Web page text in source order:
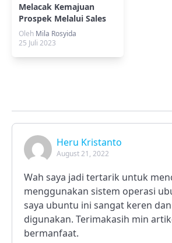
Melacak Kemajuan
Prospek Melalui Sales
Pipeline
Oleh Mila Rosyida
25 Juli 2023
Heru Kristanto
August 21, 2022
Wah saya jadi tertarik untuk
menggunakan sistem operasi
saya ubuntu ini sangat keren
digunakan. Terimakasih min
bermanfaat.